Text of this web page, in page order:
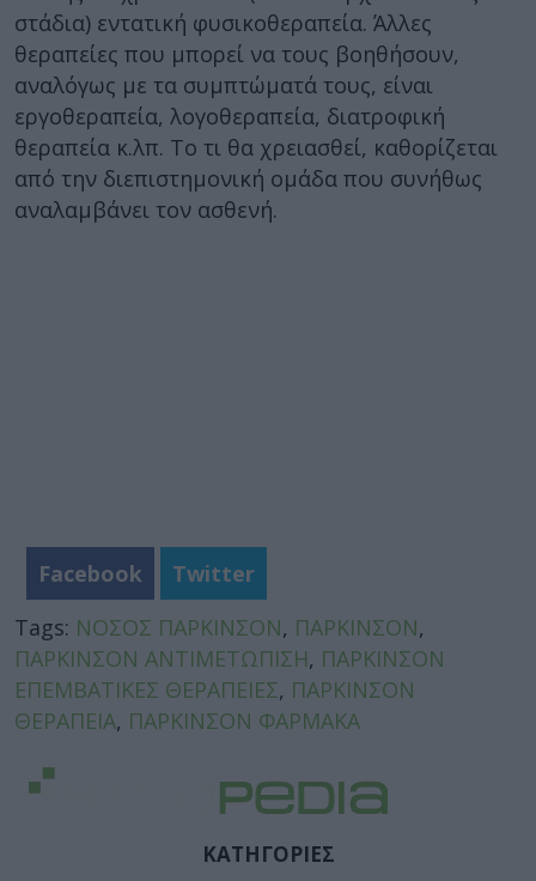
στάδια) εντατική φυσικοθεραπεία. Άλλες
θεραπείες που μπορεί να τους βοηθήσουν,
αναλόγως με τα συμπτώματά τους, είναι
εργοθεραπεία, λογοθεραπεία, διατροφική
θεραπεία κ.λπ. Το τι θα χρειασθεί, καθορίζεται
από την διεπιστημονική ομάδα που συνήθως
αναλαμβάνει τον ασθενή.
Facebook
Twitter
Tags: ΝΟΣΟΣ ΠΑΡΚΙΝΣΟΝ, ΠΑΡΚΙΝΣΟΝ,
ΠΑΡΚΙΝΣΟΝ ΑΝΤΙΜΕΤΩΠΙΣΗ, ΠΑΡΚΙΝΣΟΝ
ΕΠΕΜΒΑΤΙΚΕΣ ΘΕΡΑΠΕΙΕΣ, ΠΑΡΚΙΝΣΟΝ
ΘΕΡΑΠΕΙΑ, ΠΑΡΚΙΝΣΟΝ ΦΑΡΜΑΚΑ
ΚΑΤΗΓΟΡΙΕΣ